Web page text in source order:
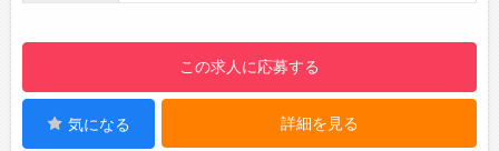
・安心して仕事に慣れていけるよう、しっかり
とフォローいたします！
【ステップアップ】
この求人に応募する
気になる 詳細を見る